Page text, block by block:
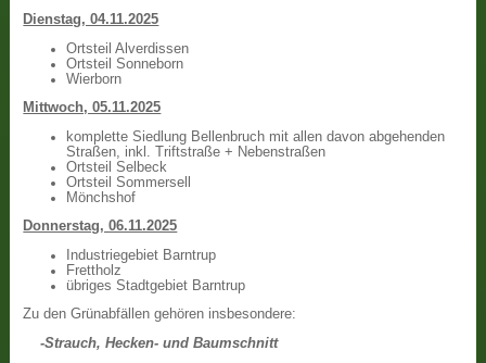
Dienstag, 04.11.2025
Ortsteil Alverdissen
Ortsteil Sonneborn
Wierborn
Mittwoch, 05.11.2025
komplette Siedlung Bellenbruch mit allen davon abgehenden
Straßen, inkl. Triftstraße + Nebenstraßen
Ortsteil Selbeck
Ortsteil Sommersell
Mönchshof
Donnerstag, 06.11.2025
Industriegebiet Barntrup
Frettholz
übriges Stadtgebiet Barntrup
Zu den Grünabfällen gehören insbesondere:
-Strauch, Hecken- und Baumschnitt